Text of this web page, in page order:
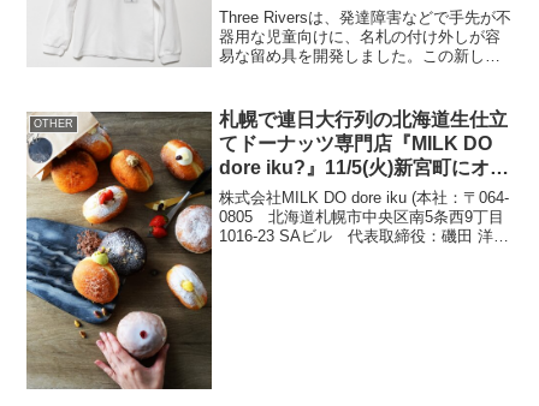
発売
Three Riversは、発達障害などで手先が不
器用な児童向けに、名札の付け外しが容
易な留め具を開発しました。この新しい
るため、児童が自分で名札を管理するこ
とが可能に...
OTHER
札幌で連日大行列の北海道生仕立
てドーナッツ専門店『MILK DO
dore iku?』11/5(火)新宮町にオー
プン！
株式会社MILK DO dore iku (本社：〒064-
0805 北海道札幌市中央区南5条西9丁目
1016-23 SAビル 代表取締役：磯田 洋